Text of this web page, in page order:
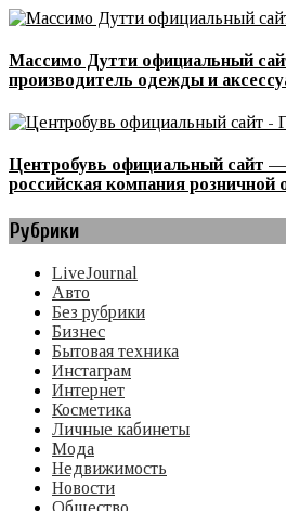
Массимо Дутти официальный
производитель одежды и
Центробувь официальный сайт
российская компания розничной
Рубрики
LiveJournal
Авто
Без рубрики
Бизнес
Бытовая техника
Инстаграм
Интернет
Косметика
Личные кабинеты
Мода
Недвижимость
Новости